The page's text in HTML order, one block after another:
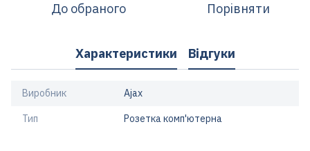
До обраного Порівняти
Характеристики Відгуки
Виробник Ajax
Тип Розетка комп'ютерна